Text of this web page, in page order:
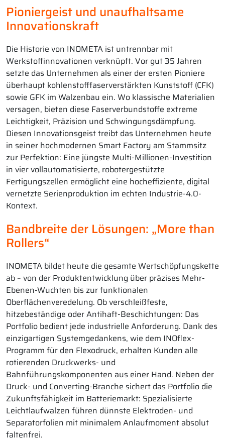
Pioniergeist und unaufhaltsame
Innovationskraft
Die Historie von INOMETA ist untrennbar mit
Werkstoffinnovationen verknüpft. Vor gut 35 Jahren
setzte das Unternehmen als einer der ersten Pioniere
überhaupt kohlenstofffaserverstärkten Kunststoff (CFK)
sowie GFK im Walzenbau ein. Wo klassische Materialien
versagen, bieten diese Faserverbundstoffe extreme
Leichtigkeit, Präzision und Schwingungsdämpfung.
Diesen Innovationsgeist treibt das Unternehmen heute
in seiner hochmodernen Smart Factory am Stammsitz
zur Perfektion: Eine jüngste Multi-Millionen-Investition
in vier vollautomatisierte, robotergestützte
Fertigungszellen ermöglicht eine hocheffiziente, digital
vernetzte Serienproduktion im echten Industrie-4.0-
Kontext.
Bandbreite der Lösungen: „More than
Rollers“
INOMETA bildet heute die gesamte Wertschöpfungskette
ab – von der Produktentwicklung über präzises Mehr-
Ebenen-Wuchten bis zur funktionalen
Oberflächenveredelung. Ob verschleißfeste,
hitzebeständige oder Antihaft-Beschichtungen: Das
Portfolio bedient jede industrielle Anforderung. Dank des
einzigartigen Systemgedankens, wie dem INOflex-
Programm für den Flexodruck, erhalten Kunden alle
rotierenden Druckwerks- und
Bahnführungskomponenten aus einer Hand. Neben der
Druck- und Converting-Branche sichert das Portfolio die
Zukunftsfähigkeit im Batteriemarkt: Spezialisierte
Leichtlaufwalzen führen dünnste Elektroden- und
Separatorfolien mit minimalem Anlaufmoment absolut
faltenfrei.